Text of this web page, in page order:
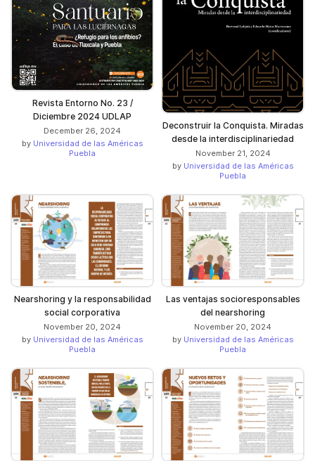
Revista Entorno No. 23 /
Diciembre 2024 UDLAP
December 26, 2024
by Universidad de las Américas
Puebla
Deconstruir la Conquista. Miradas
desde la interdisciplinariedad
November 21, 2024
by Universidad de las Américas
Puebla
Nearshoring y la responsabilidad
social corporativa
November 20, 2024
by Universidad de las Américas
Puebla
Las ventajas socioresponsables
del nearshoring
November 20, 2024
by Universidad de las Américas
Puebla